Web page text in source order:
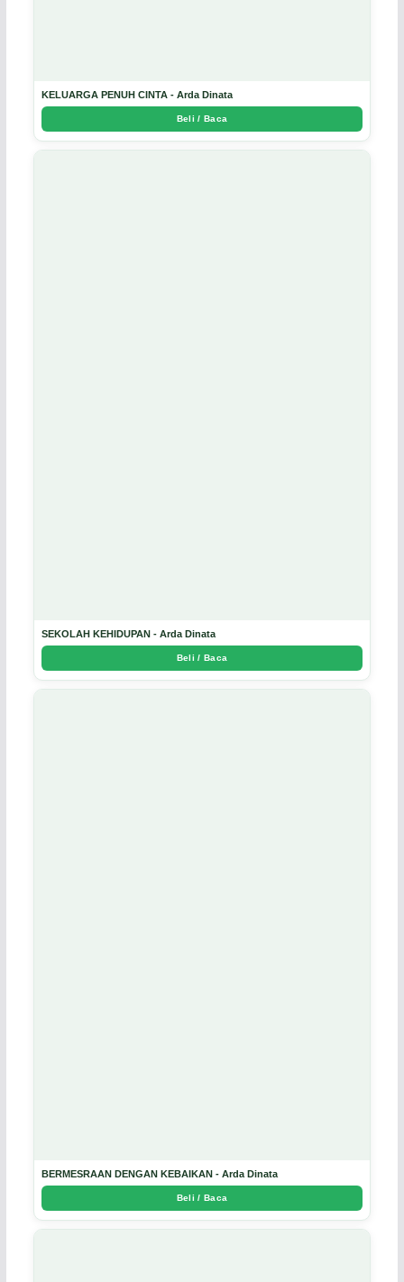
KELUARGA PENUH CINTA - Arda Dinata
Beli / Baca
SEKOLAH KEHIDUPAN - Arda Dinata
Beli / Baca
BERMESRAAN DENGAN KEBAIKAN - Arda Dinata
Beli / Baca